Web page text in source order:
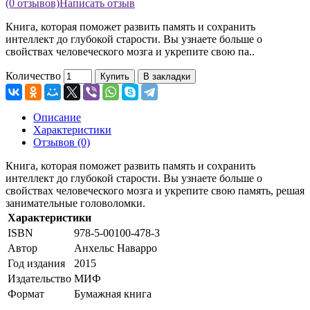
(0 отзывов)Написать отзыв
Книга, которая поможет развить память и сохранить
интеллект до глубокой старости. Вы узнаете больше о
свойствах человеческого мозга и укрепите свою па..
Количество Купить В закладки
Описание
Характеристики
Отзывов (0)
Книга, которая поможет развить память и сохранить
интеллект до глубокой старости. Вы узнаете больше о
свойствах человеческого мозга и укрепите свою память, решая
занимательные головоломки.
Характеристики
ISBN
978-5-00100-478-3
Автор
Анхельс Наварро
Год издания
2015
Издательство МИФ
Формат
Бумажная книга